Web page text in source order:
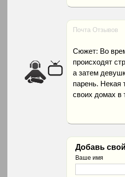
Почта Отзывов
Сюжет: Во
происходят
а затем
парень. Некая
своих домах в
Добавь
Ваше имя